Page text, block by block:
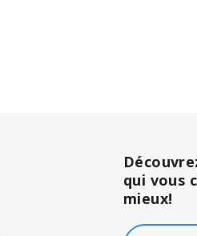
qui vous
mieux!